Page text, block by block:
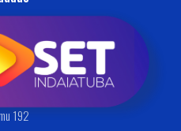
Civil
(019) 3834-9000
192